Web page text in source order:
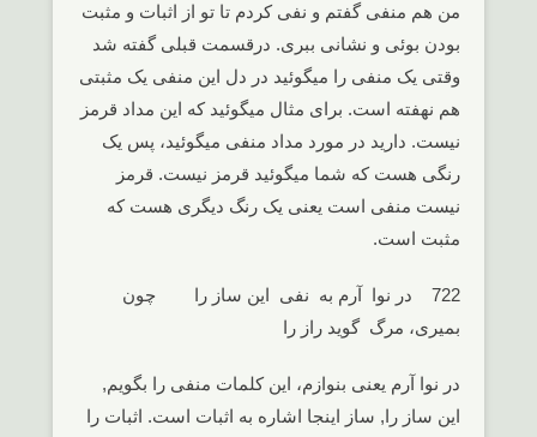
من هم منفی گفتم و نفی کردم تا تو از اثبات و مثبت
بودن بوئی و نشانی ببری. درقسمت قبلی گفته شد
وقتی یک منفی را میگوئید در دل این منفی یک مثبتی
هم نهفته است. برای مثال میگوئید که این مداد قرمز
نیست. دارید در مورد مداد منفی میگوئید، پس یک
رنگی هست که شما میگوئید قرمز نیست. قرمز
نیست منفی است یعنی یک رنگ دیگری هست که
مثبت است.
722 در نوا آرم به نفی این ساز را چون
بمیری، مرگ گوید راز را
در نوا آرم یعنی بنوازم، این کلمات منفی را بگویم,
این ساز را, ساز اینجا اشاره به اثبات است. اثبات را